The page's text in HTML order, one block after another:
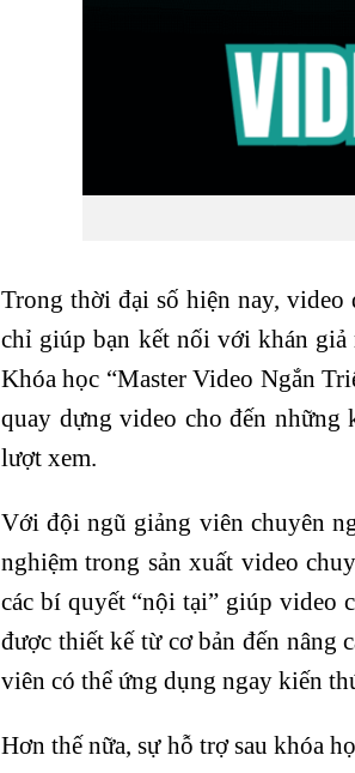
Trong thời đại số hiện nay,
chỉ giúp bạn kết nối với khán giả
Khóa học “Master Video Ngắn
quay dựng video cho đến những
lượt xem.
Với đội ngũ giảng viên chuyên
nghiệm trong sản xuất video
các bí quyết “nội tại” giúp video
được thiết kế từ cơ bản đến nâng
viên có thể ứng dụng ngay kiến
Hơn thế nữa, sự hỗ trợ sau khóa